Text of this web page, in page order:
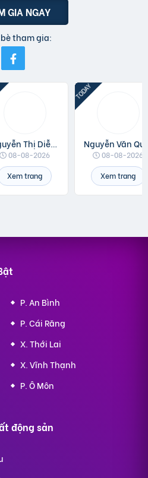
GIA NGAY
tham gia:
Nguyễn Thị Diễm Anh
08-08-2026
Xem trang
08-08-2026
Xem trang
P. An Bình
P. Cái Răng
X. Thới Lai
X. Vĩnh Thạnh
P. Ô Môn
động sản